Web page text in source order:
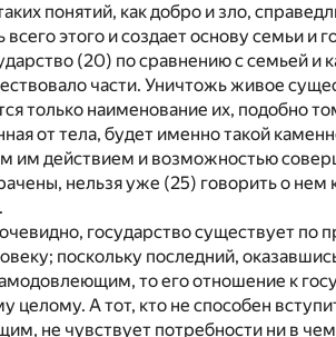
понятий, как добро и зло,
всего этого и создает основу семьи
(20) по сравнению с семьей
части. Уничтожь живое
только наименование их, подобно
от тела, будет именно такой
действием и возможностью
нельзя уже (25) говорить о нем
государство существует
поскольку последний,
то его отношение к
целому. А тот, кто не способен
не чувствует потребности ни в